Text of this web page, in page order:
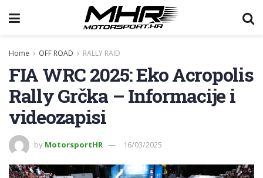
Home OFF ROAD RALLY RAID
FIA WRC 2025: Eko Acropolis
Rally Grčka – Informacije i
videozapisi
by MotorsportHR 16/03/2025